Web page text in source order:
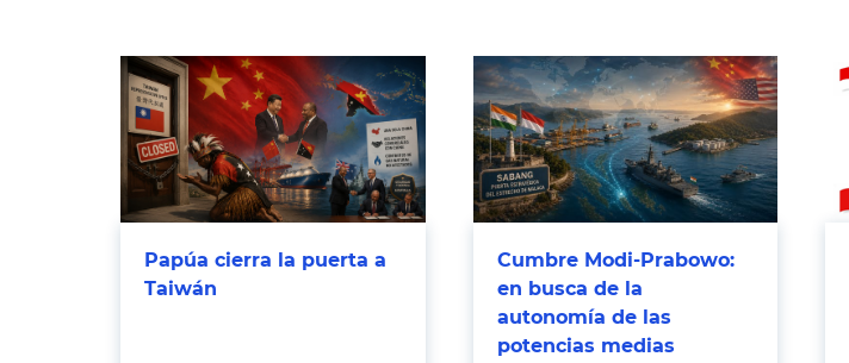
Papúa cierra la puerta a
Taiwán
Cumbre Modi-Prabowo:
en busca de la
autonomía de las
potencias medias